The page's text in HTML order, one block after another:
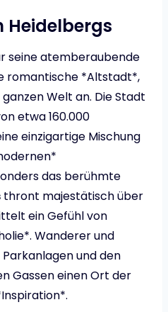
Heidelbergs
seine atemberaubende
romantische *Altstadt*,
Welt an. Die Stadt
etwa 160.000
einzigartige Mischung
das berühmte
thront majestätisch über
ein Gefühl von
Wanderer und
und den
Gassen einen Ort der